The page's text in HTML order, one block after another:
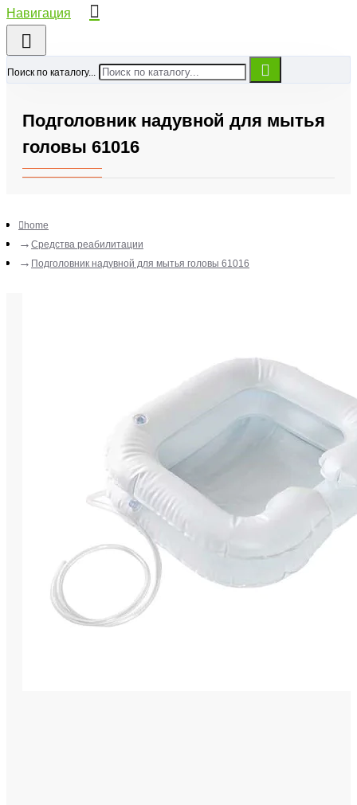
Поиск по каталогу...
Подголовник надувной для мытья
головы 61016
home
Средства реабилитации
Подголовник надувной для мытья головы 61016